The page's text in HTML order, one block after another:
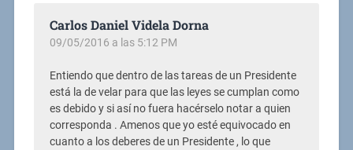
Carlos Daniel Videla Dorna
09/05/2016 a las 5:12 PM
Entiendo que dentro de las tareas de un Presidente
está la de velar para que las leyes se cumplan como
es debido y si así no fuera hacérselo notar a quien
corresponda . Amenos que yo esté equivocado en
cuanto a los deberes de un Presidente , lo que